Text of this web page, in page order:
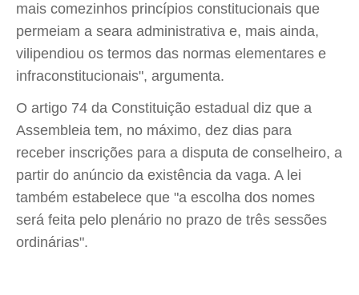
mais comezinhos princípios constitucionais que
permeiam a seara administrativa e, mais ainda,
vilipendiou os termos das normas elementares e
infraconstitucionais", argumenta.
O artigo 74 da Constituição estadual diz que a
Assembleia tem, no máximo, dez dias para
receber inscrições para a disputa de conselheiro, a
partir do anúncio da existência da vaga. A lei
também estabelece que "a escolha dos nomes
será feita pelo plenário no prazo de três sessões
ordinárias".